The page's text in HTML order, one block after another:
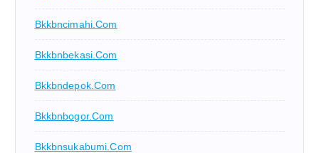
Bkkbncimahi.com
Bkkbnbekasi.com
Bkkbndepok.com
Bkkbnbogor.com
Bkkbnsukabumi.com